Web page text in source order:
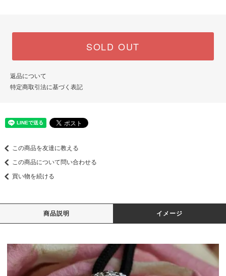
SOLD OUT
返品について
特定商取引法に基づく表記
この商品を友達に教える
この商品について問い合わせる
買い物を続ける
商品説明 イメージ